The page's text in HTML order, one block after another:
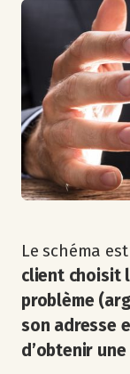
Le schéma
client choisit
problème
son adresse
d’obtenir